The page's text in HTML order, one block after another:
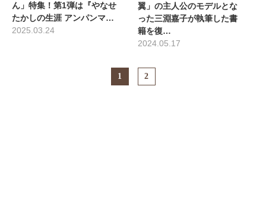
ん」特集！第1弾は『やなせ
たかしの生涯 アンパンマ…
2025.03.24
翼」の主人公のモデルとな
った三淵嘉子が執筆した書
籍を復…
2024.05.17
1 2